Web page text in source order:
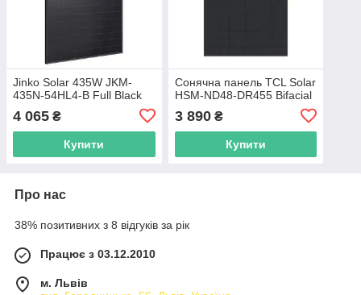
Jinko Solar 435W JKM-
435N-54HL4-B Full Black
4 065 ₴
Купити
Сонячна панель TCL Solar
HSM-ND48-DR455 Bifacial
3 890₴
Купити
Про нас
38% позитивних з 8 відгуків за рік
Працює з 03.12.2010
м. Львів